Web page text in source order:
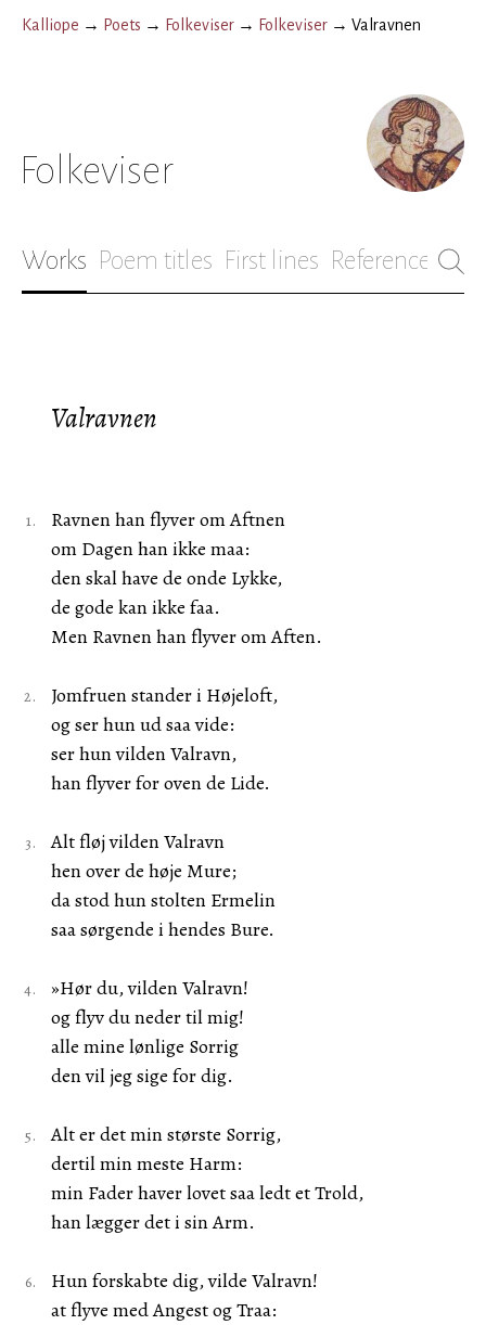
Kalliope → Poets → Folkeviser → Folkeviser → Valravnen
Folkeviser
Works Poem titles First lines References
Valravnen
Ravnen han flyver om Aftnen
om Dagen han ikke maa:
den skal have de onde Lykke,
de gode kan ikke faa.
Men Ravnen han flyver om Aften.
Jomfruen stander i Højeloft,
og ser hun ud saa vide:
ser hun vilden Valravn,
han flyver for oven de Lide.
Alt fløj vilden Valravn
hen over de høje Mure;
da stod hun stolten Ermelin
saa sørgende i hendes Bure.
»Hør du, vilden Valravn!
og flyv du neder til mig!
alle mine lønlige Sorrig
den vil jeg sige for dig.
Alt er det min største Sorrig,
dertil min meste Harm:
min Fader haver lovet saa ledt et Trold,
han lægger det i sin Arm.
Hun forskabte dig, vilde Valravn!
at flyve med Angest og Traa: